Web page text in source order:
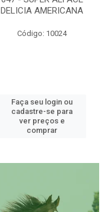
DELICIA AMERICANA
Código: 10024
Faça seu login ou
cadastre-se para
ver preços e
comprar